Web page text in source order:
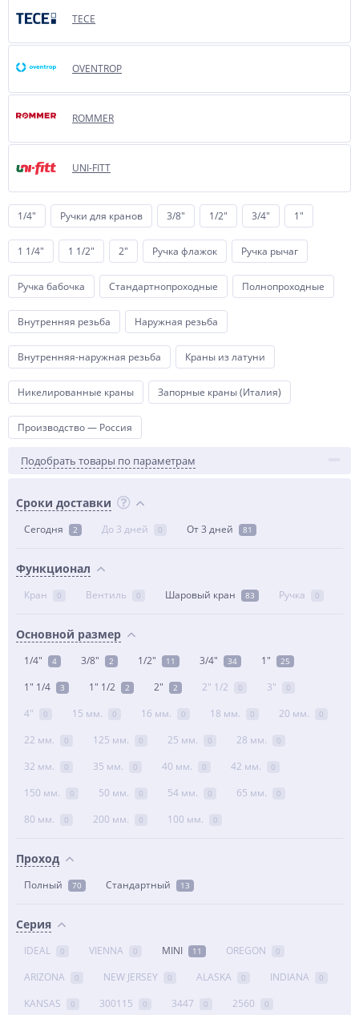
TECE
OVENTROP
ROMMER
UNI-FITT
1/4" Ручки для кранов 3/8" 1/2" 3/4" 1"
1 1/4" 1 1/2" 2" Ручка флажок Ручка рычаг
Ручка бабочка Стандартнопроходные Полнопроходные
Внутренняя резьба Наружная резьба
Внутренняя-наружная резьба Краны из латуни
Никелированные краны Запорные краны (Италия)
Производство — Россия
Подобрать товары по параметрам
Сроки доставки
Сегодня 2 До 3 дней 0 От 3 дней 81
Функционал
Кран 0 Вентиль 0 Шаровый кран 83 Ручка 0
Основной размер
1/4" 4 3/8" 2 1/2" 11 3/4" 34 1" 25
1" 1/4 3 1" 1/2 2 2" 2 2" 1/2 0 3" 0
4" 0 15 мм. 0 16 мм. 0 18 мм. 0 20 мм. 0
22 мм. 0 125 мм. 0 25 мм. 0 28 мм. 0
32 мм. 0 35 мм. 0 40 мм. 0 42 мм. 0
150 мм. 0 50 мм. 0 54 мм. 0 65 мм. 0
80 мм. 0 200 мм. 0 100 мм. 0
Проход
Полный 70 Стандартный 13
Серия
IDEAL 0 VIENNA 0 MINI 11 OREGON 0
ARIZONA 0 NEW JERSEY 0 ALASKA 0 INDIANA 0
KANSAS 0 300115 0 3447 0 2560 0